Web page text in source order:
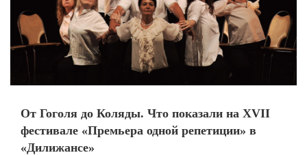
От Гоголя до Коляды. Что показали на XVII
фестивале «Премьера одной репетиции» в
«Дилижансе»